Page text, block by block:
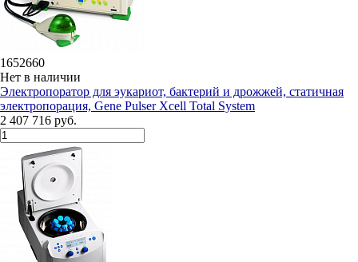
1652660
Нет в наличии
Электропоратор для эукариот, бактерий и дрожжей, статичная
электропорация, Gene Pulser Xcell Total System
2 407 716 руб.